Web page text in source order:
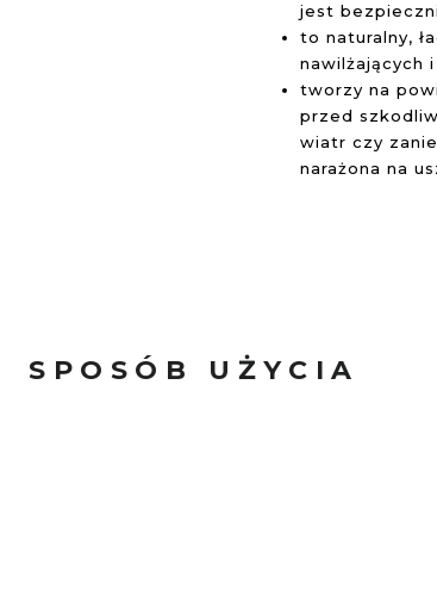
jest
to naturalny,
nawilżających
tworzy na
przed
wiatr czy
narażona na
SPOSÓB UŻYCIA